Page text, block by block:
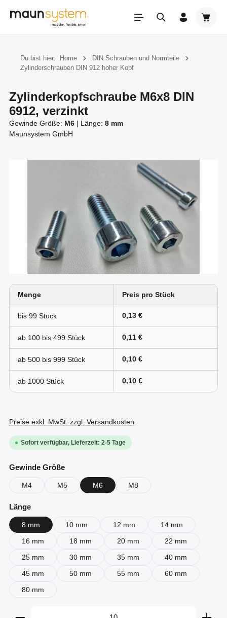
Zum Hauptinhalt springen
Du bist hier: Home
DIN Schrauben und Normteile
Zylinderschrauben DIN 912 hoher Kopf
Zylinderkopfschraube M6x8 DIN
6912, verzinkt
Gewinde Größe: M6 | Länge: 8 mm
Maunsystem GmbH
Menge Preis pro Stück
bis 99 0,13 €
ab 100 bis 499 0,11 €
ab 500 bis 999 0,10 €
ab 1000 0,10 €
Preise exkl. MwSt. zzgl. Versandkosten
Sofort verfügbar, Lieferzeit: 2-5 Tage
Gewinde Größeauswählen
M4 M5 M6 M8
Längeauswählen
8 mm 10 mm 12 mm
14 mm
16 mm
18 mm 20 mm
22 mm
25 mm
30 mm 35 mm
40 mm
45 mm
50 mm 55 mm
60 mm
80 mm
Produkt Anzahl: Gib den gewünschten Wert ein